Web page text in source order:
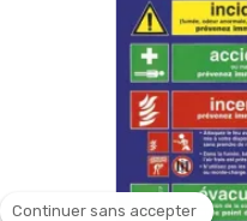
Continuer sans accepter